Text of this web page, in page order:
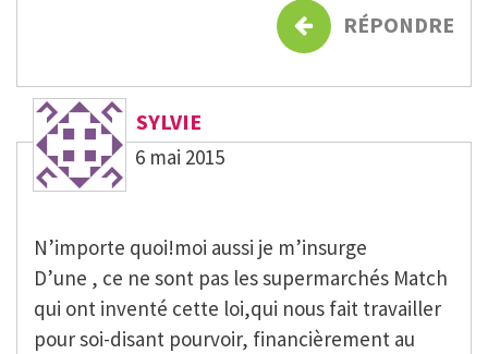
RÉPONDRE
SYLVIE
6 mai 2015
N’importe quoi!moi aussi je m’insurge
D’une , ce ne sont pas les supermarchés Match
qui ont inventé cette loi,qui nous fait travailler
pour soi-disant pourvoir, financièrement au